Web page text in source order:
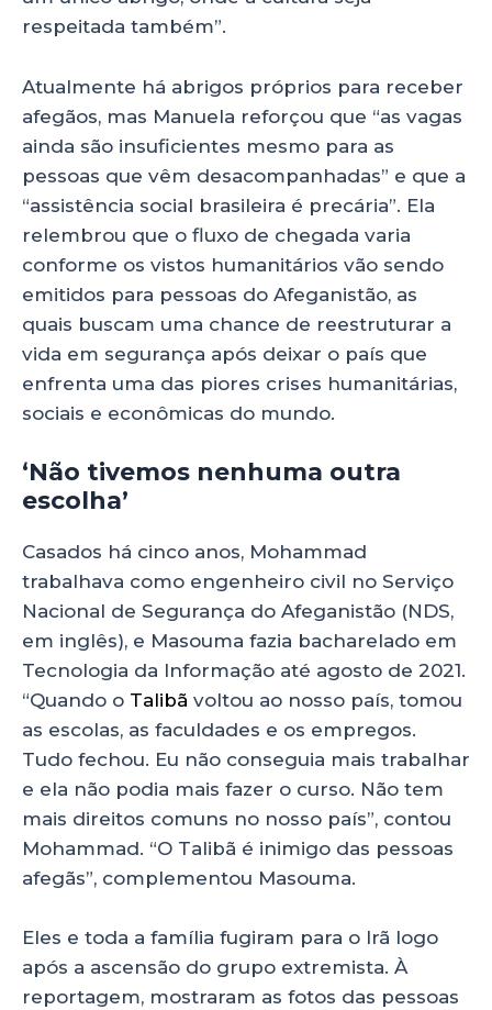
respeitada também”.
Atualmente há abrigos próprios para receber
afegãos, mas Manuela reforçou que “as vagas
ainda são insuficientes mesmo para as
pessoas que vêm desacompanhadas” e que a
“assistência social brasileira é precária”. Ela
relembrou que o fluxo de chegada varia
conforme os vistos humanitários vão sendo
emitidos para pessoas do Afeganistão, as
quais buscam uma chance de reestruturar a
vida em segurança após deixar o país que
enfrenta uma das piores crises humanitárias,
sociais e econômicas do mundo.
‘Não tivemos nenhuma outra
escolha’
Casados há cinco anos, Mohammad
trabalhava como engenheiro civil no Serviço
Nacional de Segurança do Afeganistão (NDS,
em inglês), e Masouma fazia bacharelado em
Tecnologia da Informação até agosto de 2021.
“Quando o Talibã voltou ao nosso país, tomou
as escolas, as faculdades e os empregos.
Tudo fechou. Eu não conseguia mais trabalhar
e ela não podia mais fazer o curso. Não tem
mais direitos comuns no nosso país”, contou
Mohammad. “O Talibã é inimigo das pessoas
afegãs”, complementou Masouma.
Eles e toda a família fugiram para o Irã logo
após a ascensão do grupo extremista. À
reportagem, mostraram as fotos das pessoas